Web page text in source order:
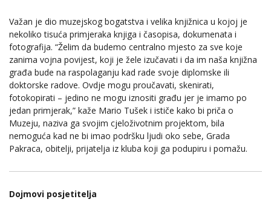
Važan je dio muzejskog bogatstva i velika knjižnica u kojoj je
nekoliko tisuća primjeraka knjiga i časopisa, dokumenata i
fotografija. “Želim da budemo centralno mjesto za sve koje
zanima vojna povijest, koji je žele izučavati i da im naša knjižna
građa bude na raspolaganju kad rade svoje diplomske ili
doktorske radove. Ovdje mogu proučavati, skenirati,
fotokopirati – jedino ne mogu iznositi građu jer je imamo po
jedan primjerak,” kaže Mario Tušek i ističe kako bi priča o
Muzeju, naziva ga svojim cjeloživotnim projektom, bila
nemoguća kad ne bi imao podršku ljudi oko sebe, Grada
Pakraca, obitelji, prijatelja iz kluba koji ga podupiru i pomažu.
Dojmovi posjetitelja